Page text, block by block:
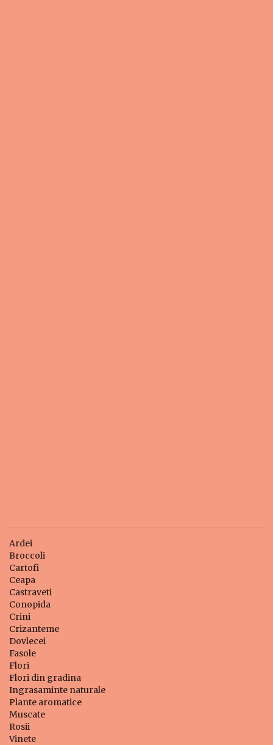
Ardei
Broccoli
Cartofi
Ceapa
Castraveti
Conopida
Crini
Crizanteme
Dovlecei
Fasole
Flori
Flori din gradina
Ingrasaminte naturale
Plante aromatice
Muscate
Rosii
Vinete